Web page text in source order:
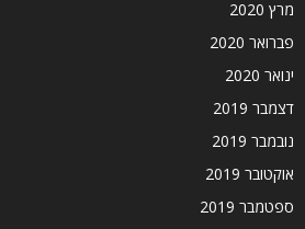
מרץ 2020
פברואר 2020
ינואר 2020
דצמבר 2019
נובמבר 2019
אוקטובר 2019
ספטמבר 2019